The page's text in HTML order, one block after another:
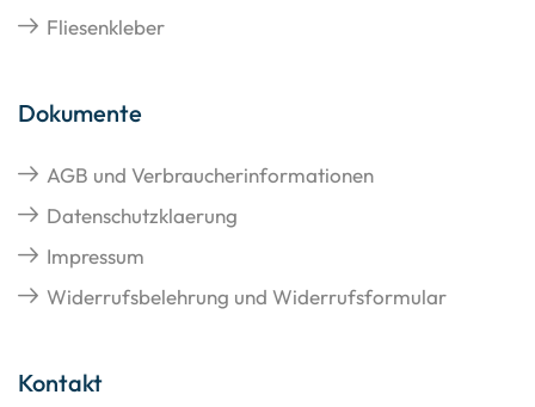
Fliesenkleber
Dokumente
AGB und Verbraucherinformationen
Datenschutzklaerung
Impressum
Widerrufsbelehrung und Widerrufsformular
Kontakt